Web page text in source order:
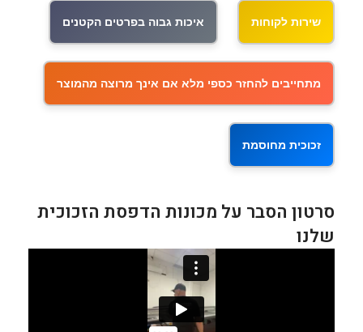
שירות לקוחות איכות גבוה בפרטים הקטנים
מתחייבים להחזר כספי מלא אם אינך מרוצה מהמוצר
זכוכית מחוסמת
סרטון הסבר על מכונות הדפסת הזכוכית
שלנו